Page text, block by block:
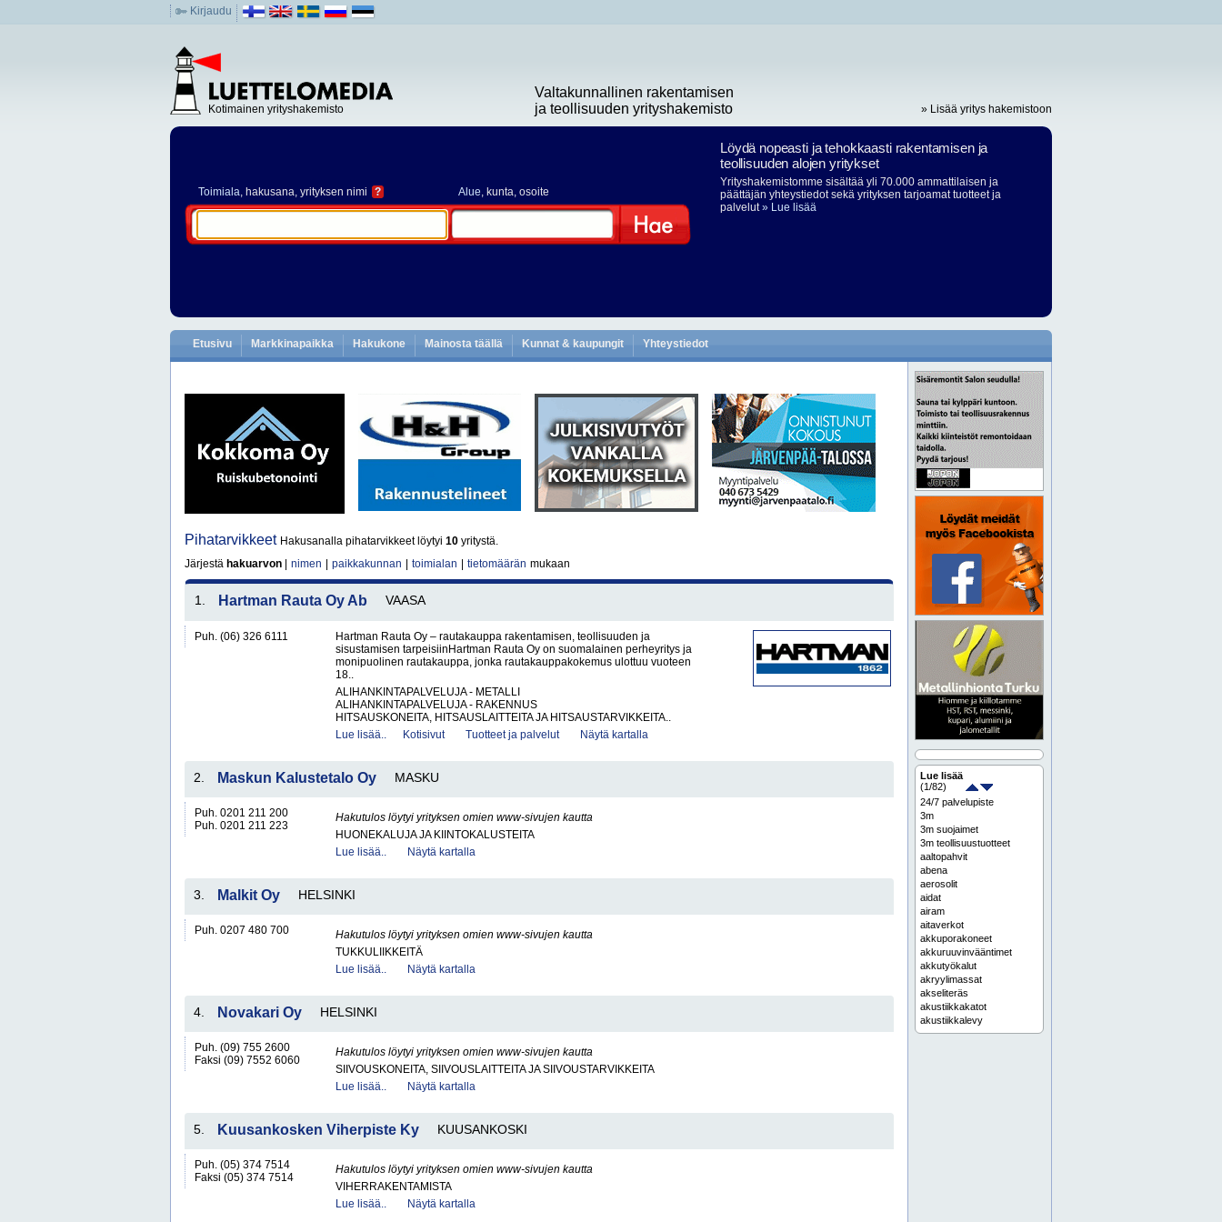
Kirjaudu
Kotimainen yrityshakemisto
Valtakunnallinen rakentamisen
ja teollisuuden yrityshakemisto
» Lisää yritys hakemistoon
Toimiala, hakusana, yrityksen nimi ? Alue, kunta, osoite
Löydä nopeasti ja tehokkaasti rakentamisen ja
teollisuuden alojen yritykset
Yrityshakemistomme sisältää yli 70.000 ammattilaisen ja
päättäjän yhteystiedot sekä yrityksen tarjoamat tuotteet ja
palvelut» Lue lisää
Etusivu Markkinapaikka Hakukone Mainosta täällä Kunnat & kaupungit Yhteystiedot
Pihatarvikkeet Hakusanalla pihatarvikkeet löytyi 10 yritystä.
Järjestä hakuarvon nimen paikkakunnan toimialan tietomäärän mukaan
1. Hartman Rauta Oy Ab VAASA
Puh. (06) 326 6111
Hartman Rauta Oy – rautakauppa rakentamisen, teollisuuden ja
sisustamisen tarpeisiinHartman Rauta Oy on suomalainen perheyritys ja
monipuolinen rautakauppa, jonka rautakauppakokemus ulottuu vuoteen
18..
ALIHANKINTAPALVELUJA - METALLI
ALIHANKINTAPALVELUJA - RAKENNUS
HITSAUSKONEITA, HITSAUSLAITTEITA JA HITSAUSTARVIKKEITA..
Lue lisää..
Kotisivut Tuotteet ja palvelut Näytä kartalla
2. Maskun Kalustetalo Oy MASKU
Puh. 0201 211 200
Puh. 0201 211 223
Hakutulos löytyi yrityksen omien www-sivujen kautta
HUONEKALUJA JA KIINTOKALUSTEITA
Lue lisää..
Näytä kartalla
3. Malkit Oy HELSINKI
Puh. 0207 480 700
Hakutulos löytyi yrityksen omien www-sivujen kautta
TUKKULIIKKEITÄ
Lue lisää..
Näytä kartalla
4. Novakari Oy HELSINKI
Puh. (09) 755 2600
Faksi (09) 7552 6060
Hakutulos löytyi yrityksen omien www-sivujen kautta
SIIVOUSKONEITA, SIIVOUSLAITTEITA JA SIIVOUSTARVIKKEITA
Lue lisää..
Näytä kartalla
5. Kuusankosken Viherpiste Ky KUUSANKOSKI
Puh. (05) 374 7514
Faksi (05) 374 7514
Hakutulos löytyi yrityksen omien www-sivujen kautta
VIHERRAKENTAMISTA
Lue lisää..
Näytä kartalla
Lue lisää
(1/82)
24/7 palvelupiste
3m
3m suojaimet
3m teollisuustuotteet
aaltopahvit
abena
aerosolit
aidat
airam
aitaverkot
akkuporakoneet
akkuruuvinvääntimet
akkutyökalut
akryylimassat
akseliteräs
akustiikkakatot
akustiikkalevy
alakattojärjestelmät